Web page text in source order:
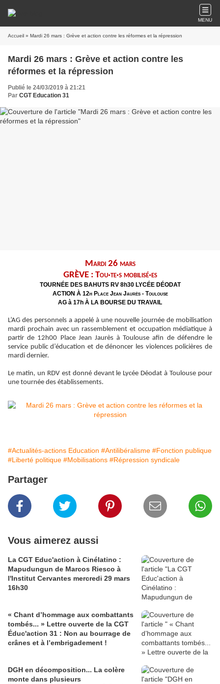
MENU
Accueil » Mardi 26 mars : Grève et action contre les réformes et la répression
Mardi 26 mars : Grève et action contre les
réformes et la répression
Publié le 24/03/2019 à 21:21
Par CGT Education 31
Mardi 26 mars
GRÈVE : Tou·te·s mobilisé·es
TOURNÉE DES BAHUTS RV 8h30 LYCÉE DÉODAT
ACTION À 12h Place Jean Jaurès - Toulouse
AG à 17h À LA BOURSE DU TRAVAIL
L’AG des personnels a appelé à une nouvelle journée de mobilisation
mardi prochain avec un rassemblement et occupation médiatique à
partir de 12h00 Place Jean Jaurès à Toulouse afin de défendre le
service public d’éducation et de dénoncer les violences policières de
mardi dernier.
Le matin, un RDV est donné devant le Lycée Déodat à Toulouse pour
une tournée des établissements.
#Actualités-actions Education #Antilibéralisme #Fonction publique
#Liberté politique #Mobilisations #Répression syndicale
Partager
Vous aimerez aussi
La CGT Educ'action à Cinélatino :
Mapudungun de Marcos Riesco à
l'Institut Cervantes mercredi 29 mars
16h30
« Chant d’hommage aux combattants
tombés... » Lettre ouverte de la CGT
Éduc'action 31 : Non au bourrage de
crânes et à l’embrigadement !
DGH en décomposition... La colère
monte dans plusieurs